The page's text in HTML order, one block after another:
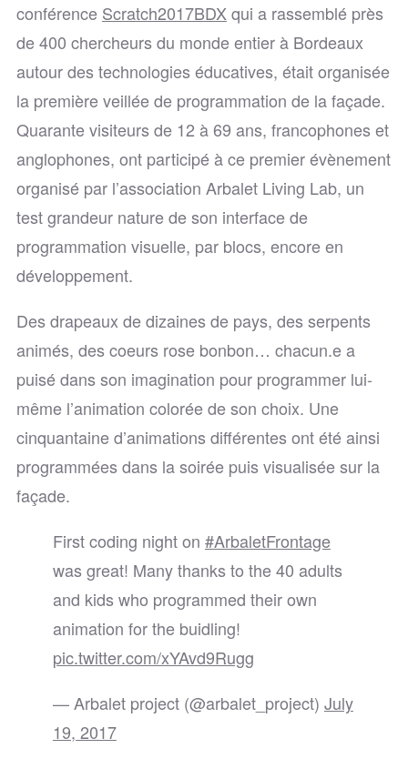
conférence Scratch2017BDX qui a rassemblé près
de 400 chercheurs du monde entier à Bordeaux
autour des technologies éducatives, était organisée
la première veillée de programmation de la façade.
Quarante visiteurs de 12 à 69 ans, francophones et
anglophones, ont participé à ce premier évènement
organisé par l’association Arbalet Living Lab, un
test grandeur nature de son interface de
programmation visuelle, par blocs, encore en
développement.
Des drapeaux de dizaines de pays, des serpents
animés, des coeurs rose bonbon… chacun.e a
puisé dans son imagination pour programmer lui-
même l’animation colorée de son choix. Une
cinquantaine d’animations différentes ont été ainsi
programmées dans la soirée puis visualisée sur la
façade.
First coding night on #ArbaletFrontage
was great! Many thanks to the 40 adults
and kids who programmed their own
animation for the buidling!
pic.twitter.com/xYAvd9Rugg
— Arbalet project (@arbalet_project) July
19, 2017